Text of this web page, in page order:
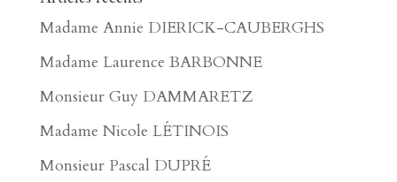
Madame Annie DIERICK-CAUBERGHS
Madame Laurence BARBONNE
Monsieur Guy DAMMARETZ
Madame Nicole LÉTINOIS
Monsieur Pascal DUPRÉ